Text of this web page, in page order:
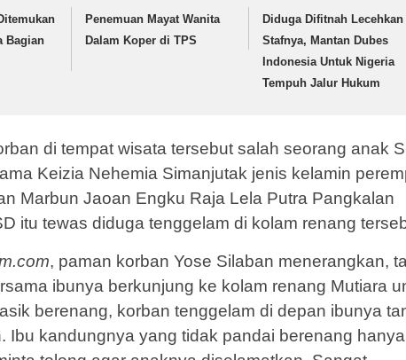
Bagian
Penemuan Mayat Wanita
Dalam Koper di TPS
Diduga Difitnah Lecehkan
Stafnya, Mantan Dubes
Indonesia Untuk Nigeria
Tempuh Jalur Hukum
di tempat wisata tersebut salah seorang anak
Keizia Nehemia Simanjutak jenis kelamin
Marbun Jaoan Engku Raja Lela Putra Pangkalan
itu tewas diduga tenggelam di kolam renang
, paman korban Yose Silaban menerangkan,
ibunya berkunjung ke kolam renang Mutiara
berenang, korban tenggelam di depan ibunya
Ibu kandungnya yang tidak pandai berenang